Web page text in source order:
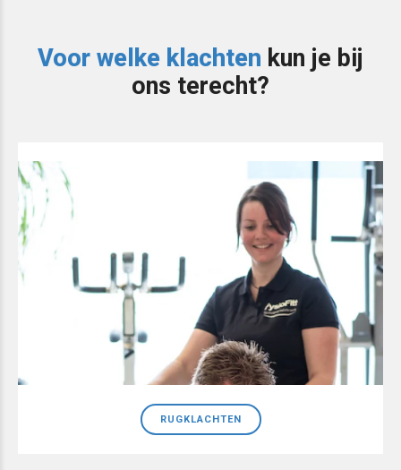
Voor welke klachten kun je bij
ons terecht?
RUGKLACHTEN